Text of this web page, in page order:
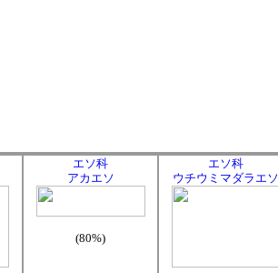
エソ科
アカエソ
(80%)
エソ科
ウチウミマダラエソ